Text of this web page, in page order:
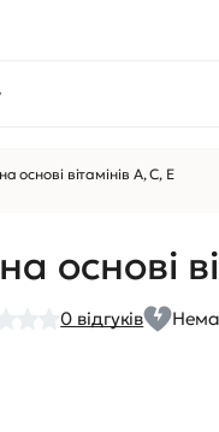
основі вітамінів А, С, Е
основі
0 відгуків